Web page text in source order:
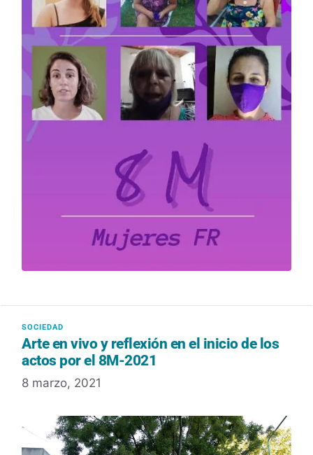
Arte en vivo y reflexión en el inicio de los
actos por el 8M-2021
8 marzo, 2021